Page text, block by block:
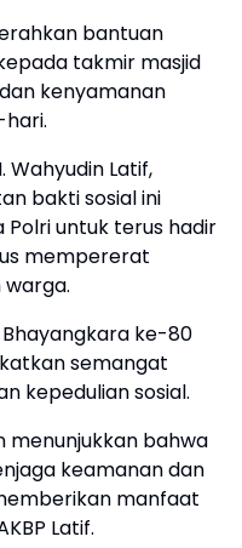
bantuan
takmir masjid
kenyamanan
Wahyudin Latif,
bakti sosial ini
untuk terus hadir
mempererat
ke-80
semangat
kepedulian sosial.
menunjukkan bahwa
keamanan dan
manfaat
Latif.